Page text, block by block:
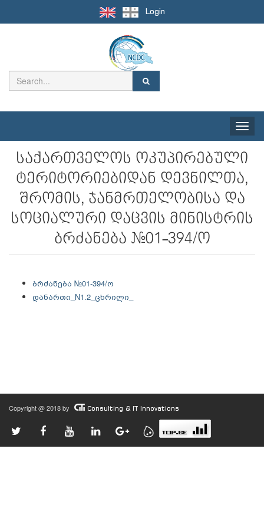
Login
Toggle
საქართველოს ოკუპირებული
ტერიტორიებიდან დევნილთა,
შრომის, ჯანმრთელობისა და
სოციალური დაცვის მინისტრის
ბრძანება №01-394/ო
ბრძანება №01-394/ო
დანართი_N1.2_ცხრილი_
Copyright @ 2018 by Consulting & IT Innovations